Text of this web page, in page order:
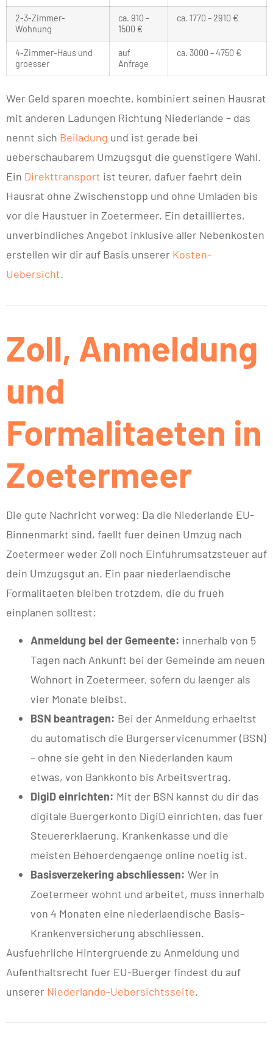
2-3-Zimmer-
Wohnung
ca. 910 –
1500 €
ca. 1770 – 2910 €
4-Zimmer-Haus und
groesser
auf
Anfrage
ca. 3000 – 4750 €
Wer Geld sparen moechte, kombiniert seinen Hausrat
mit anderen Ladungen Richtung Niederlande – das
nennt sich Beiladung und ist gerade bei
ueberschaubarem Umzugsgut die guenstigere Wahl.
Ein Direkttransport ist teurer, dafuer faehrt dein
Hausrat ohne Zwischenstopp und ohne Umladen bis
vor die Haustuer in Zoetermeer. Ein detailliertes,
unverbindliches Angebot inklusive aller Nebenkosten
erstellen wir dir auf Basis unserer Kosten-
Uebersicht.
Zoll, Anmeldung
und
Formalitaeten in
Zoetermeer
Die gute Nachricht vorweg: Da die Niederlande EU-
Binnenmarkt sind, faellt fuer deinen Umzug nach
Zoetermeer weder Zoll noch Einfuhrumsatzsteuer auf
dein Umzugsgut an. Ein paar niederlaendische
Formalitaeten bleiben trotzdem, die du frueh
einplanen solltest:
Anmeldung bei der Gemeente: innerhalb von 5
Tagen nach Ankunft bei der Gemeinde am neuen
Wohnort in Zoetermeer, sofern du laenger als
vier Monate bleibst.
BSN beantragen: Bei der Anmeldung erhaeltst
du automatisch die Burgerservicenummer (BSN)
– ohne sie geht in den Niederlanden kaum
etwas, von Bankkonto bis Arbeitsvertrag.
DigiD einrichten: Mit der BSN kannst du dir das
digitale Buergerkonto DigiD einrichten, das fuer
Steuererklaerung, Krankenkasse und die
meisten Behoerdengaenge online noetig ist.
Basisverzekering abschliessen: Wer in
Zoetermeer wohnt und arbeitet, muss innerhalb
von 4 Monaten eine niederlaendische Basis-
Krankenversicherung abschliessen.
Ausfuehrliche Hintergruende zu Anmeldung und
Aufenthaltsrecht fuer EU-Buerger findest du auf
unserer Niederlande-Uebersichtsseite.